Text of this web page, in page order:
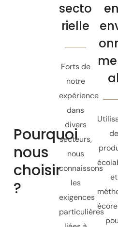
Pourquoi
nous
choisir
?
secto
rielle
Forts de
notre
expérience
dans
divers
secteurs,
nous
connaissons
les
exigences
particulières
al
de
et